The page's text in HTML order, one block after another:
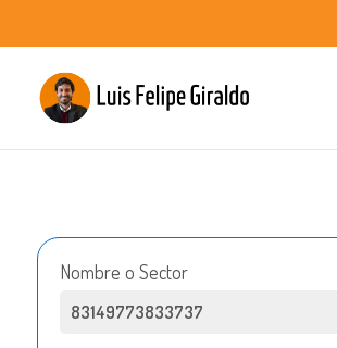
Nombre o Sector